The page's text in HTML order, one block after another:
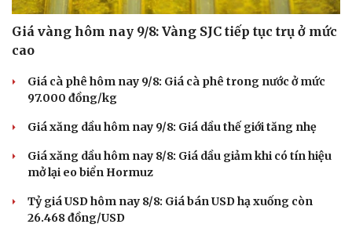
Giá vàng hôm nay 9/8: Vàng SJC tiếp tục trụ ở mức
cao
Giá cà phê hôm nay 9/8: Giá cà phê trong nước ở mức
97.000 đồng/kg
Giá xăng dầu hôm nay 9/8: Giá dầu thế giới tăng nhẹ
Giá xăng dầu hôm nay 8/8: Giá dầu giảm khi có tín hiệu
mở lại eo biển Hormuz
Tỷ giá USD hôm nay 8/8: Giá bán USD hạ xuống còn
26.468 đồng/USD